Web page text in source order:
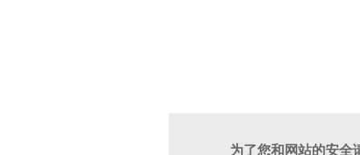
为了您和网站的安全